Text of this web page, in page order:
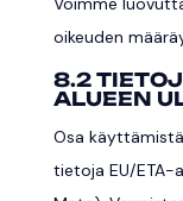
oikeuden
8.2
ALUEEN
Osa
tietoja EU/ETA-